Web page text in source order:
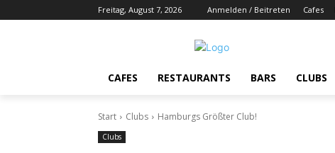
Freitag, August 7, 2026 Anmelden / Beitreten Cafes
CAFES RESTAURANTS BARS CLUBS
Start Clubs Hamburgs Größter Club!
Clubs